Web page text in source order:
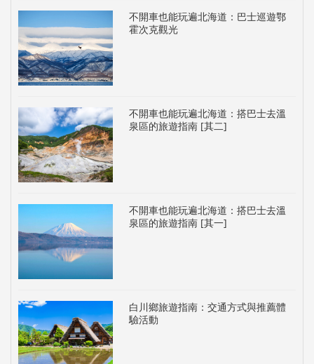
不開車也能玩遍北海道：巴士巡遊鄂
霍次克觀光
不開車也能玩遍北海道：搭巴士去溫
泉區的旅遊指南 [其二]
不開車也能玩遍北海道：搭巴士去溫
泉區的旅遊指南 [其一]
白川鄉旅遊指南：交通方式與推薦體
驗活動